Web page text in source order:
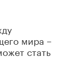
мира –
стать